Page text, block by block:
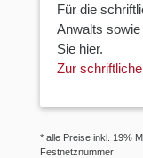
Für die
Anwalts
Sie hier.
Zur
* alle Preise inkl. 19%
Festnetznummer